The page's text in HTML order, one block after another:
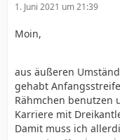
1. Juni 2021 um 21:39
Moin,
aus äußeren
gehabt
Rähmchen benutzen
Karriere mit
Damit muss ich